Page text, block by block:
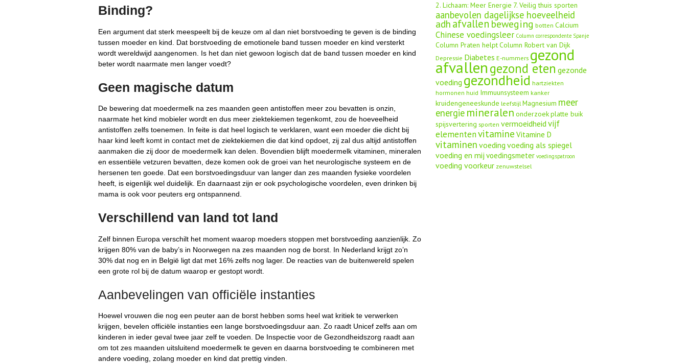
Binding?
Een argument dat sterk meespeelt bij de keuze om al dan niet borstvoeding te geven is de binding
tussen moeder en kind. Dat borstvoeding de emotionele band tussen moeder en kind versterkt
wordt wereldwijd aangenomen. Is het dan niet gewoon logisch dat de band tussen moeder en kind
beter wordt naarmate men langer voedt?
Geen magische datum
De bewering dat moedermelk na zes maanden geen antistoffen meer zou bevatten is onzin,
naarmate het kind mobieler wordt en dus meer ziektekiemen tegenkomt, zou de hoeveelheid
antistoffen zelfs toenemen. In feite is dat heel logisch te verklaren, want een moeder die dicht bij
haar kind leeft komt in contact met de ziektekiemen die dat kind opdoet, zij zal dus altijd antistoffen
aanmaken die zij door de moedermelk kan delen. Bovendien blijft moedermelk vitaminen, mineralen
en essentiële vetzuren bevatten, deze komen ook de groei van het neurologische systeem en de
hersenen ten goede. Dat een borstvoedingsduur van langer dan zes maanden fysieke voordelen
heeft, is eigenlijk wel duidelijk. En daarnaast zijn er ook psychologische voordelen, even drinken bij
mama is ook voor peuters erg ontspannend.
Verschillend van land tot land
Zelf binnen Europa verschilt het moment waarop moeders stoppen met borstvoeding aanzienlijk. Zo
krijgen 80% van de baby’s in Noorwegen na zes maanden nog de borst. In Nederland krijgt zo’n
30% dat nog en in België ligt dat met 16% zelfs nog lager. De reacties van de buitenwereld spelen
een grote rol bij de datum waarop er gestopt wordt.
Aanbevelingen van officiële instanties
Hoewel vrouwen die nog een peuter aan de borst hebben soms heel wat kritiek te verwerken
krijgen, bevelen officiële instanties een lange borstvoedingsduur aan. Zo raadt Unicef zelfs aan om
kinderen in ieder geval twee jaar zelf te voeden. De Inspectie voor de Gezondheidszorg raadt aan
om tot zes maanden uitsluitend moedermelk te geven en daarna borstvoeding te combineren met
andere voeding, zolang moeder en kind dat prettig vinden.
2. Lichaam: Meer Energie 7. Veilig thuis sporten
aanbevolen dagelijkse hoeveelheid
adh afvallen beweging botten Calcium
Chinese voedingsleer Column correspondente Spanje
Column Praten helptColumn Robert van Dijk
Depressie Diabetes E-nummers gezond
afvallengezond eten gezonde
voeding gezondheid hartziekten
hormonen huid Immuunsysteem kanker
kruidengeneeskunde leefstijl Magnesium meer
energie mineralen onderzoekplatte buik
spijsvertering sporten vermoeidheidvijf
elementenvitamine Vitamine D
vitaminen voeding voeding als spiegel
voeding en mij voedingsmeter voedingspatroon
voeding voorkeur zenuwstelsel